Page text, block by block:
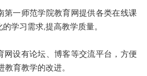
一师范学院教育网提供各类在线课
学习需求,提高教学质量。
设有论坛、博客等交流平台，方便
教育教学的改进。